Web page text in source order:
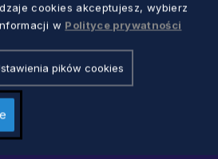
cookies akceptujesz, wybierz
w Polityce prywatności
pików cookies